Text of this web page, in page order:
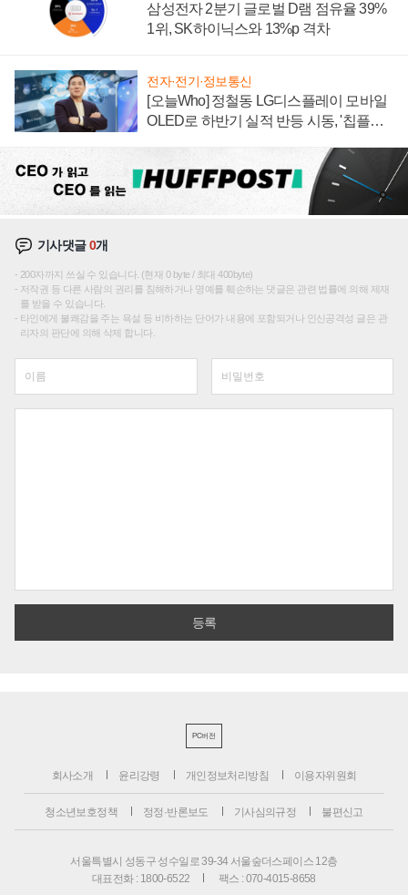
삼성전자 2분기 글로벌 D램 점유율 39%
1위, SK하이닉스와 13%p 격차
전자·전기·정보통신
[오늘Who] 정철동 LG디스플레이 모바일
OLED로 하반기 실적 반등 시동, '칩플레
기사댓글0개
200자까지 쓰실 수 있습니다. (현재 0 byte / 최대 400byte)
저작권 등 다른 사람의 권리를 침해하거나 명예를 훼손하는 댓글은 관련 법률에 의해 제재
를 받을 수 있습니다.
타인에게 불쾌감을 주는 욕설 등 비하하는 단어가 내용에 포함되거나 인신공격성 글은 관
리자의 판단에 의해 삭제 합니다.
PC버전
회사소개 윤리강령 개인정보처리방침 이용자위원회
청소년보호정책 정정·반론보도 기사심의규정 불편신고
서울특별시 성동구 성수일로 39-34 서울숲더스페이스 12층
대표전화 : 1800-6522
팩스 : 070-4015-8658